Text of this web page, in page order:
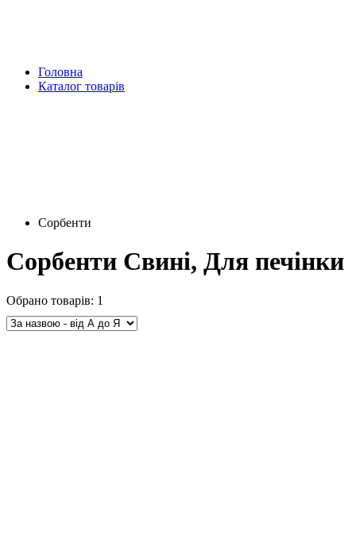
Головна
Каталог товарів
Сорбенти
Сорбенти Свині, Для печінки
Обрано товарів: 1